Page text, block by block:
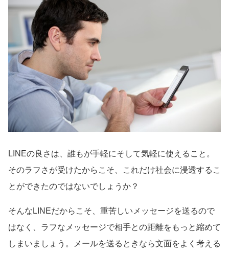
LINEの良さは、誰もが手軽にそして気軽に使えること。
そのラフさが受けたからこそ、これだけ社会に浸透するこ
とができたのではないでしょうか？
そんなLINEだからこそ、重苦しいメッセージを送るので
はなく、ラフなメッセージで相手との距離をもっと縮めて
しまいましょう。メールを送るときなら文面をよく考える